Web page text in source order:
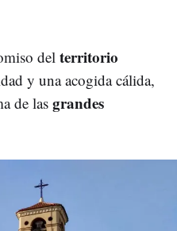
del territorio
y una acogida cálida,
de las grandes